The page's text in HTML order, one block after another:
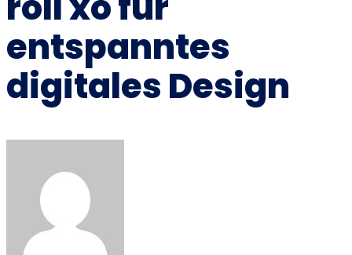
entspanntes
digitales Design